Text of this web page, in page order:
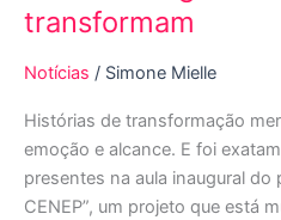
transformam
Notícias / Simone Mielle
Histórias de transformação
emoção e alcance. E foi
presentes na aula inaugural do
CENEP”, um projeto que está